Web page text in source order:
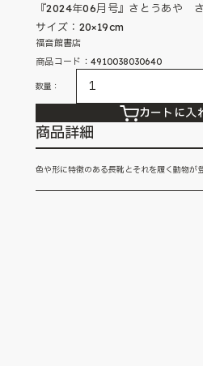
『2024年06月号』さとうあや
サイズ：20×19cm
福音館書店
商品コード：4910038030640
数量：
カートに入
商品詳細
色や形に特徴のある長靴とそれを履く動物が